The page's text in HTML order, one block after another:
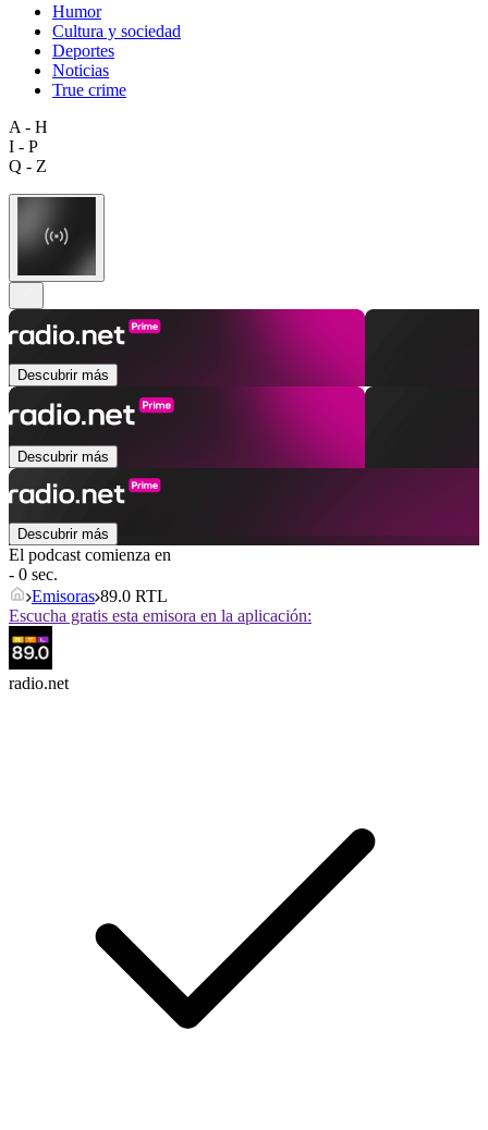
Humor
Cultura y sociedad
Deportes
Noticias
True crime
A - H
I - P
Q - Z
Descubrir más
Descubrir más
Descubrir más
El podcast comienza en
- 0 sec.
Emisoras 89.0 RTL
Escucha gratis esta emisora en la aplicación:
radio.net